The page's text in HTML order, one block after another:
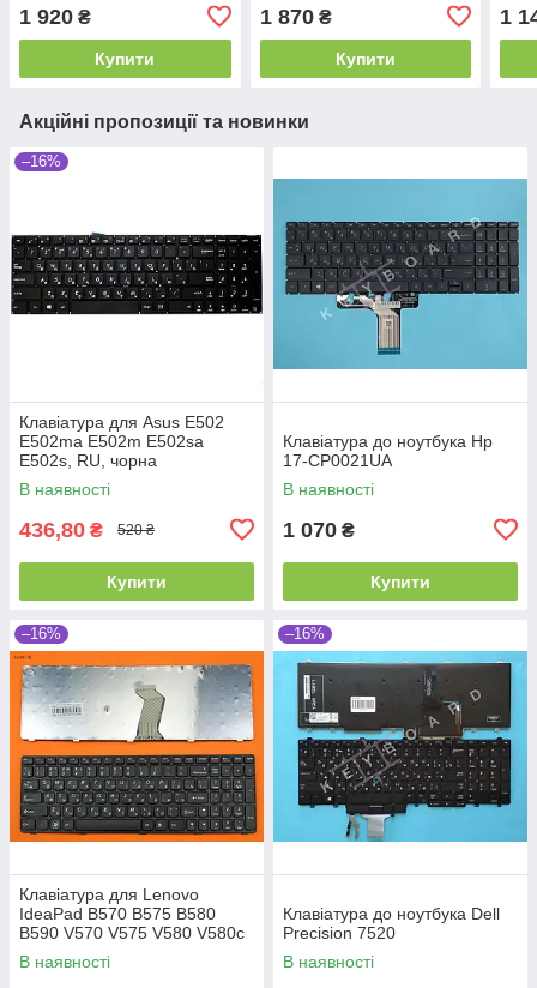
1 920 ₴
Купити
1 870₴
Купити
1
Акційні пропозиції та новинки
–16%
Клавіатура для Asus E502
E502ma E502m E502sa
E502s, RU, чорна
В наявності
436,80 ₴ 520 ₴
Купити
Клавіатура до ноутбука Hp
17-CP0021UA
В наявності
1 070 ₴
Купити
–16%
Клавіатура для Lenovo
IdeaPad B570 B575 B580
B590 V570 V575 V580 V580c
Z570 Z575, RU, (Black,
Аналог)
В наявності
–16%
Клавіатура до ноутбука Dell
Precision 7520
В наявності